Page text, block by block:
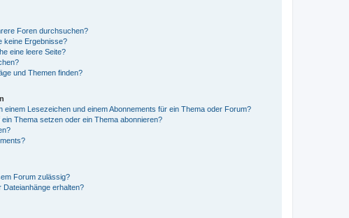
Foren durchsuchen?
keine Ergebnisse?
eine leere Seite?
und Themen finden?
Lesezeichen und einem Abonnements für ein Thema oder Forum?
Thema setzen oder ein Thema abonnieren?
Forum zulässig?
Dateianhänge erhalten?